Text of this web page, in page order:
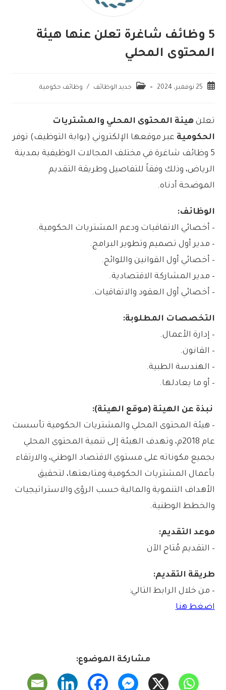
5 وظائف شاغرة تعلن عنها هيئة
المحتوى المحلي
25 نوفمبر، 2024 جديد الوظائف / وظائف حكومية
تعلنهيئة المحتوى المحلي والمشتريات
الحكومية عبر موقعها الإلكتروني (بوابة التوظيف) توفر
5 وظائف شاغرة في مختلف المجالات الوظيفية بمدينة
الرياض، وذلك وفقاً للتفاصيل وطريقة التقديم
الموضحة أدناه.
الوظائف:
– أخصائي الاتفاقيات ودعم المشتريات الحكومية.
– مدير أول تصميم وتطوير البرامج.
– أخصائي أول القوانين واللوائح.
– مدير المشاركة الاقتصادية.
– أخصائي أول العقود والاتفاقيات.
التخصصات المطلوبة:
– إدارة الأعمال.
– القانون.
– الهندسة الطبية.
– أو ما يعادلها.
نبذة عن الهيئة (موقع الهيئة):
– هيئة المحتوى المحلي والمشتريات الحكومية تأسست
عام 2018م، وتهدف الهيئة إلى تنمية المحتوى المحلي
بجميع مكوناته على مستوى الاقتصاد الوطني، والارتقاء
بأعمال المشتريات الحكومية ومتابعتها، لتحقيق
الأهداف التنموية والمالية حسب الرؤى والاستراتيجيات
والخطط الوطنية.
موعد التقديم:
– التقديم مُتاح الآن
طريقة التقديم:
– من خلال الرابط التالي:
اضغط هنا
مشاركة الموضوع: